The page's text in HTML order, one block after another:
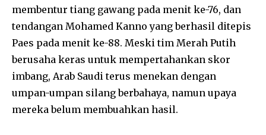
membentur tiang gawang pada menit ke-76, dan
tendangan Mohamed Kanno yang berhasil ditepis
Paes pada menit ke-88. Meski tim Merah Putih
berusaha keras untuk mempertahankan skor
imbang, Arab Saudi terus menekan dengan
umpan-umpan silang berbahaya, namun upaya
mereka belum membuahkan hasil.